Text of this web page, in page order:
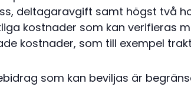
deltagaravgift samt högst två
kostnader som kan verifieras
kostnader, som till exempel
som kan beviljas är